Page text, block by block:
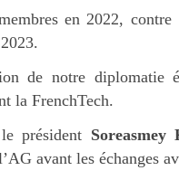
en 2022,
de notre diplomatie
la FrenchTech.
président Soreasmey
avant les échanges